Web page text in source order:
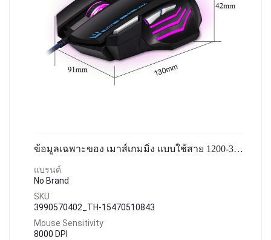
ข้อมูลเฉพาะของ เมาส์เกมมิ่ง แบบใช้สาย 1200-3600 DPI ไฟสีสำหรับแล็ปท็อปพีซี เท้ากันลื่น อินเทอร์เฟซ USB ไฟ LED สี
แบรนด์
No Brand
SKU
3990570402_TH-15470510843
Mouse Sensitivity
8000 DPI